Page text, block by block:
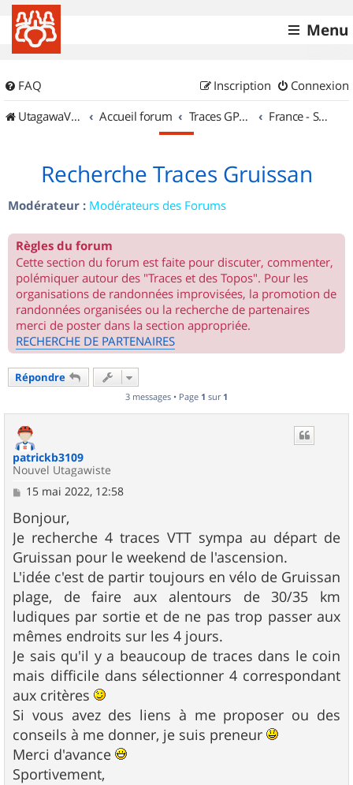
Menu
FAQ Connexion
Inscription
UtagawaVTT (Randos VTT et VTTAE avec traces GPS)
Accueil forum Traces GPS de randos VTT France - Sud Ouest
Recherche Traces Gruissan
Modérateur : Modérateurs des Forums
Règles du forum
Cette section du forum est faite pour discuter, commenter,
polémiquer autour des "Traces et des Topos". Pour les
organisations de randonnées improvisées, la promotion de
randonnées organisées ou la recherche de partenaires
merci de poster dans la section appropriée.
RECHERCHE DE PARTENAIRES
Répondre
3 messages • Page 1 sur 1
patrickb3109
Nouvel Utagawiste
M
s
s
a
g
e
15 mai 2022, 12:58
Bonjour,
Je recherche 4 traces VTT sympa au départ de
Gruissan pour le weekend de l'ascension.
L'idée c'est de partir toujours en vélo de Gruissan
plage, de faire aux alentours de 30/35 km
ludiques par sortie et de ne pas trop passer aux
mêmes endroits sur les 4 jours.
Je sais qu'il y a beaucoup de traces dans le coin
mais difficile dans sélectionner 4 correspondant
aux critères
Si vous avez des liens à me proposer ou des
conseils à me donner, je suis preneur
Merci d'avance
Sportivement,